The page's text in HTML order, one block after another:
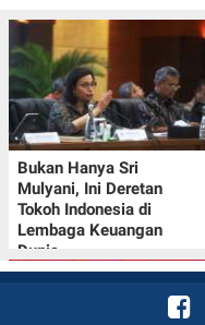
Bukan Hanya Sri
Mulyani, Ini Deretan
Tokoh Indonesia di
Lembaga Keuangan
Dunia